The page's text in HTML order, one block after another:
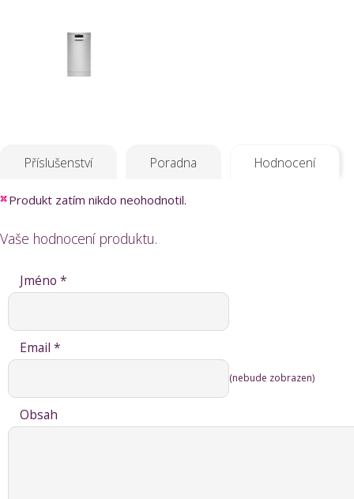
Příslušenství Poradna Hodnocení
Produkt zatím nikdo neohodnotil.
Vaše hodnocení produktu.
Jméno *
Email *
(nebude zobrazen)
Obsah